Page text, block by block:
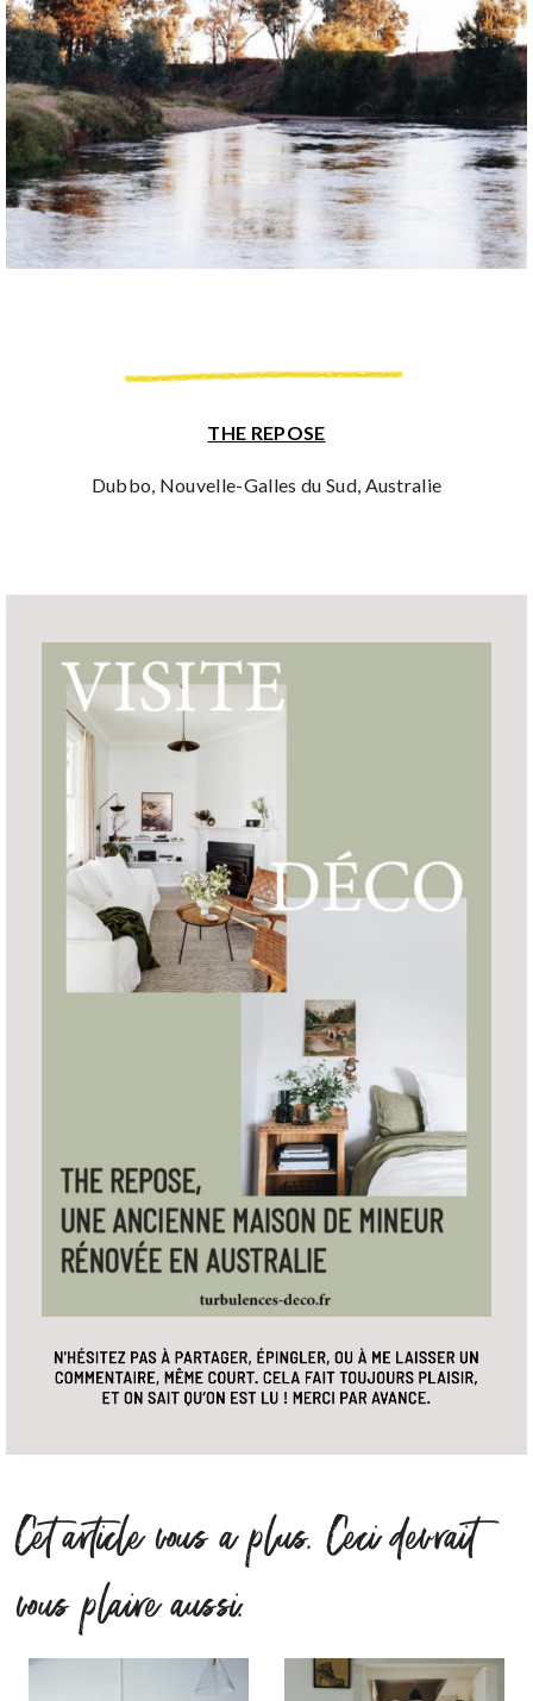
THE REPOSE
Dubbo, Nouvelle-Galles du Sud, Australie
Cet article vous a plus. Ceci devrait
vous plaire aussi.